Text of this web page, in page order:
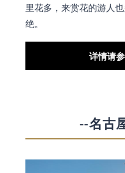
里花多，来赏花的游人
绝。
详情请
--名古